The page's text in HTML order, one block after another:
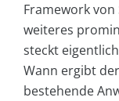
Framework
weiteres
steckt
Wann ergibt
bestehende